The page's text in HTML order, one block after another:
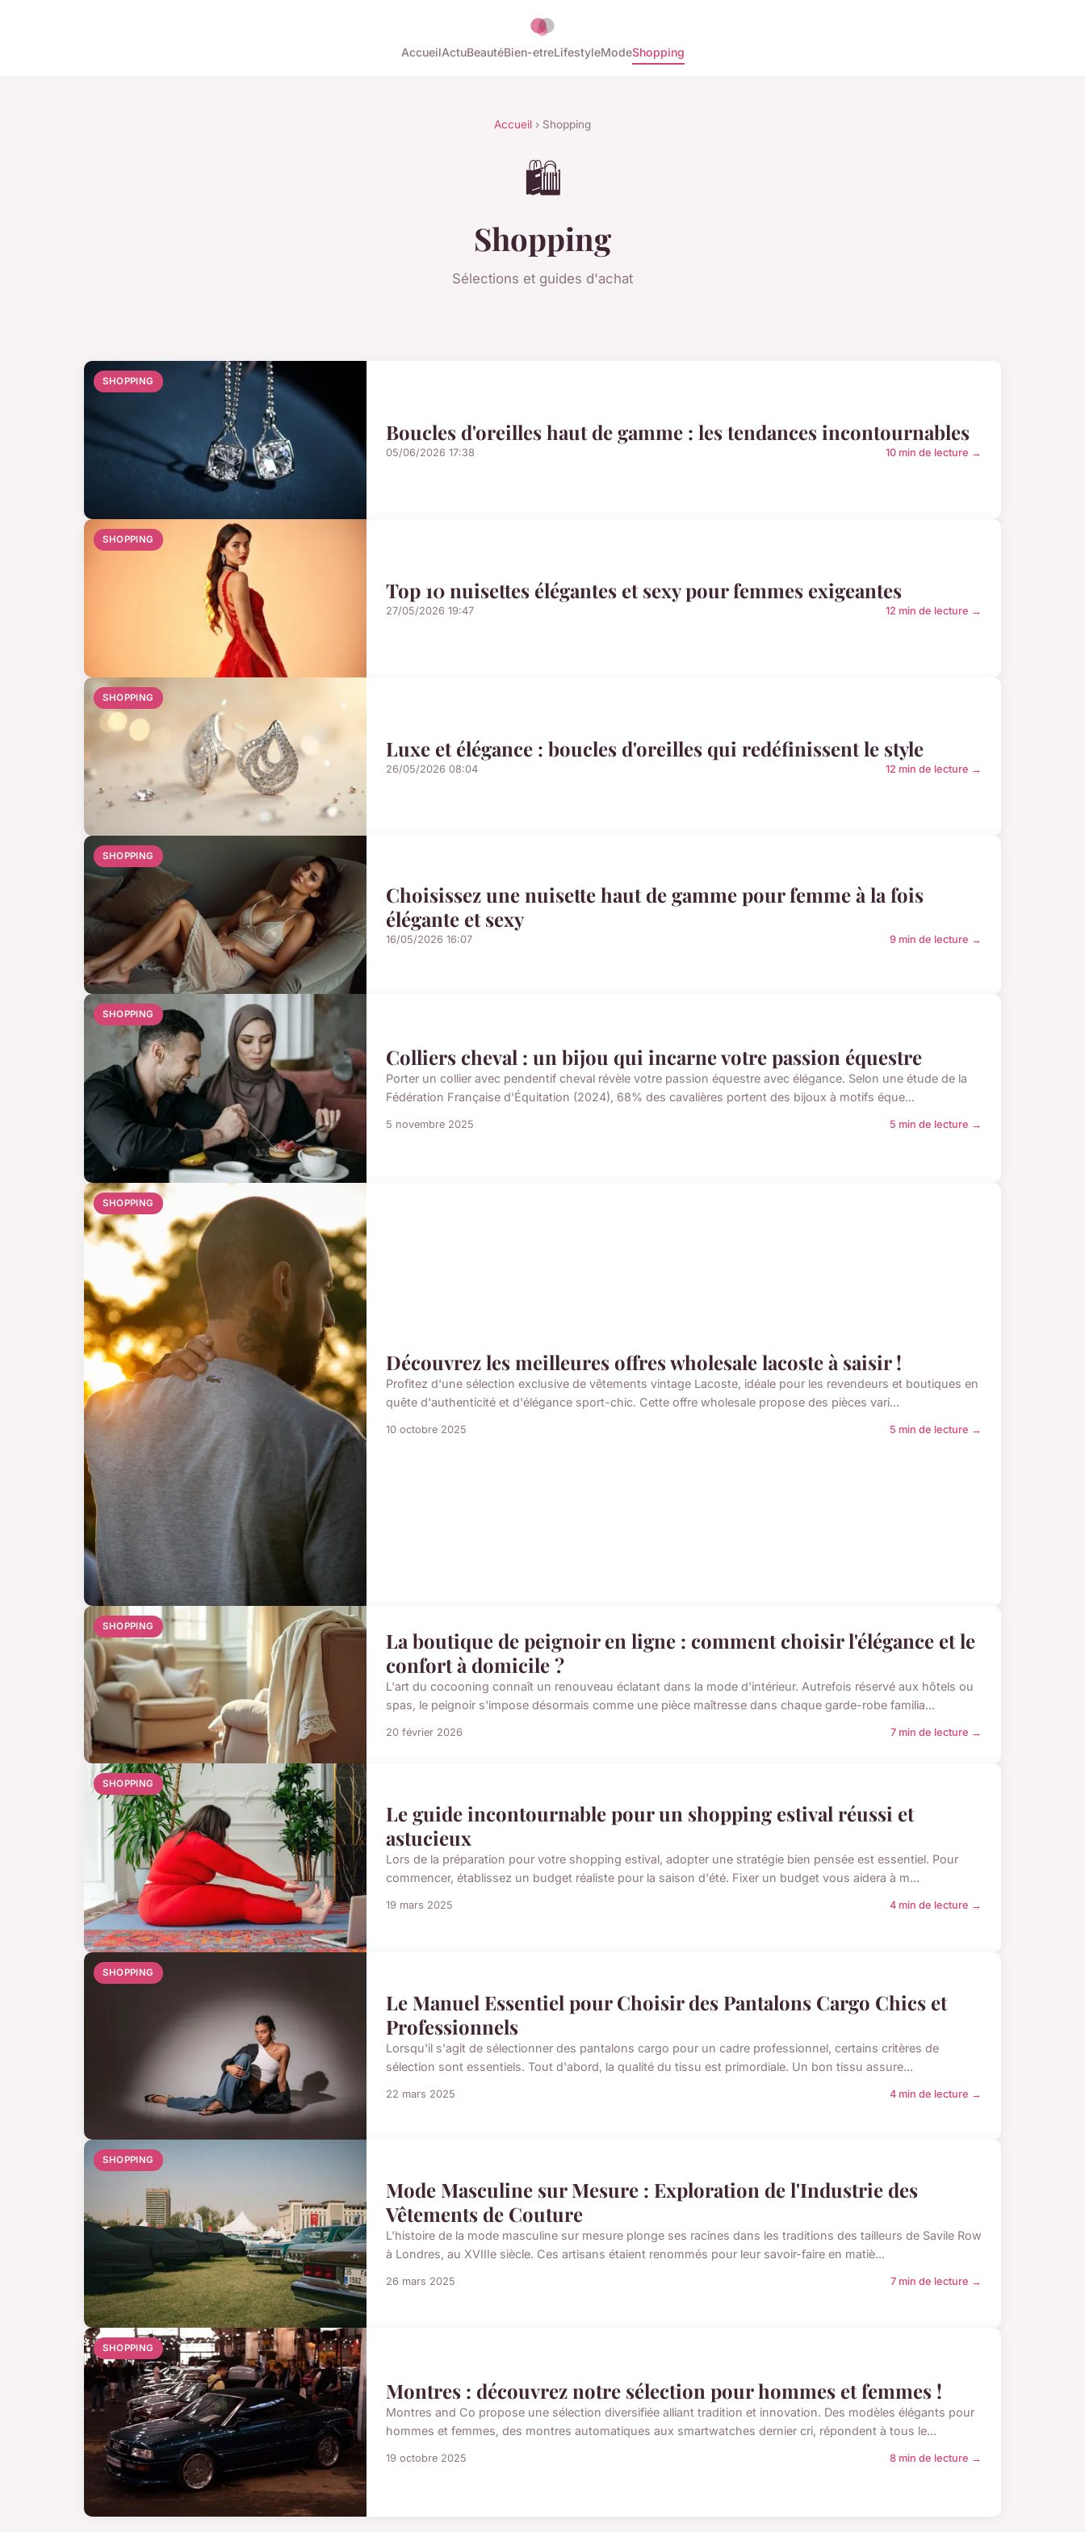
AccueilActuBeautéBien-etreLifestyleModeShopping
Accueil › Shopping
🛍️
Shopping
Sélections et guides d'achat
SHOPPING
Boucles d'oreilles haut de gamme : les tendances incontournables
05/06/2026 17:38 10 min de lecture →
SHOPPING
Top 10 nuisettes élégantes et sexy pour femmes exigeantes
27/05/2026 19:47 12 min de lecture →
SHOPPING
Luxe et élégance : boucles d'oreilles qui redéfinissent le style
26/05/2026 08:04 12 min de lecture →
SHOPPING
Choisissez une nuisette haut de gamme pour femme à la fois
élégante et sexy
16/05/2026 16:07 9 min de lecture →
SHOPPING
Colliers cheval : un bijou qui incarne votre passion équestre
Porter un collier avec pendentif cheval révèle votre passion équestre avec élégance. Selon une étude de la
Fédération Française d'Équitation (2024), 68% des cavalières portent des bijoux à motifs éque...
5 novembre 2025 5 min de lecture →
SHOPPING
Découvrez les meilleures offres wholesale lacoste à saisir !
Profitez d'une sélection exclusive de vêtements vintage Lacoste, idéale pour les revendeurs et boutiques en
quête d'authenticité et d'élégance sport-chic. Cette offre wholesale propose des pièces vari...
10 octobre 2025 5 min de lecture →
SHOPPING
La boutique de peignoir en ligne : comment choisir l'élégance et le
confort à domicile ?
L'art du cocooning connaît un renouveau éclatant dans la mode d'intérieur. Autrefois réservé aux hôtels ou
spas, le peignoir s'impose désormais comme une pièce maîtresse dans chaque garde-robe familia...
20 février 2026 7 min de lecture →
SHOPPING
Le guide incontournable pour un shopping estival réussi et
astucieux
Lors de la préparation pour votre shopping estival, adopter une stratégie bien pensée est essentiel. Pour
commencer, établissez un budget réaliste pour la saison d'été. Fixer un budget vous aidera à m...
19 mars 2025 4 min de lecture →
SHOPPING
Le Manuel Essentiel pour Choisir des Pantalons Cargo Chics et
Professionnels
Lorsqu'il s'agit de sélectionner des pantalons cargo pour un cadre professionnel, certains critères de
sélection sont essentiels. Tout d'abord, la qualité du tissu est primordiale. Un bon tissu assure...
22 mars 2025 4 min de lecture →
SHOPPING
Mode Masculine sur Mesure : Exploration de l'Industrie des
Vêtements de Couture
L'histoire de la mode masculine sur mesure plonge ses racines dans les traditions des tailleurs de Savile Row
à Londres, au XVIIIe siècle. Ces artisans étaient renommés pour leur savoir-faire en matiè...
26 mars 2025 7 min de lecture →
SHOPPING
Montres : découvrez notre sélection pour hommes et femmes !
Montres and Co propose une sélection diversifiée alliant tradition et innovation. Des modèles élégants pour
hommes et femmes, des montres automatiques aux smartwatches dernier cri, répondent à tous le...
19 octobre 2025 8 min de lecture →